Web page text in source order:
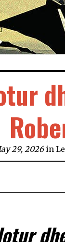
29, 2026 in